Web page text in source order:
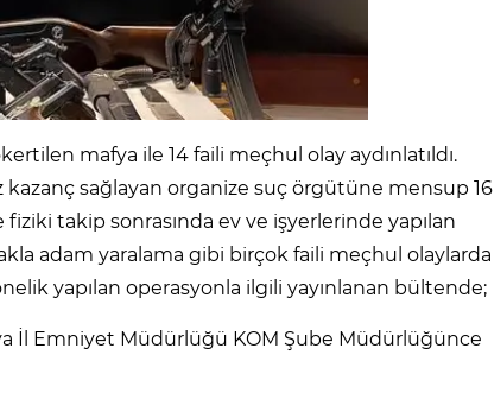
mafya ile 14 faili meçhul olay aydınlatıldı.
sağlayan organize suç örgütüne mensup 16
fiziki takip sonrasında ev ve işyerlerinde yapılan
adam yaralama gibi birçok faili meçhul olaylarda
yapılan operasyonla ilgili yayınlanan bültende;
İl Emniyet Müdürlüğü KOM Şube Müdürlüğünce